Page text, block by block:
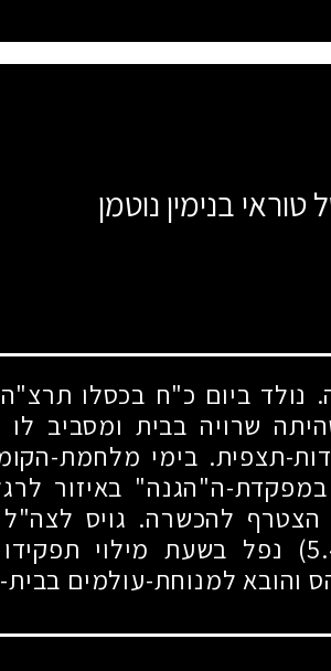
בנימין נוטמן
נולד ביום כ"ח בכסלו תרצ"ה
שרויה בבית ומסביב לו
תצפית. בימי מלחמת-
ה"הגנה" באיזור
להכשרה. גויס
נפל בשעת מילוי
והובא למנוחת-עולמים